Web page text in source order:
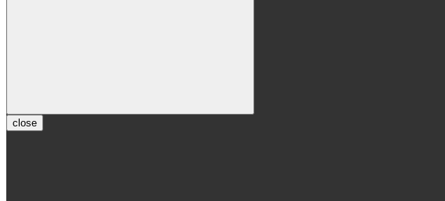
close